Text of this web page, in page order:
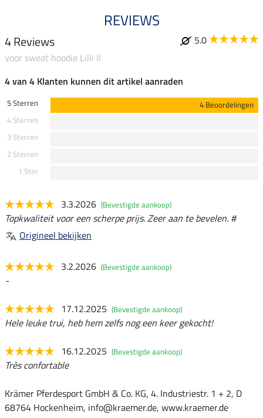
REVIEWS
4 Reviews
5.0
voor sweat hoodie Lilli II
4 van 4 Klanten kunnen dit artikel aanraden
5 Sterren
4 Beoordelingen
4 Sterren
3 Sterren
2 Sterren
1 Ster
3.3.2026 (Bevestigde aankoop)
Topkwaliteit voor een scherpe prijs. Zeer aan te bevelen. #
Origineel bekijken
3.2.2026 (Bevestigde aankoop)
-
17.12.2025 (Bevestigde aankoop)
Hele leuke trui, heb hem zelfs nog een keer gekocht!
16.12.2025 (Bevestigde aankoop)
Très confortable
Krämer Pferdesport GmbH & Co. KG, 4. Industriestr. 1 + 2, D
68764 Hockenheim, info@kraemer.de, www.kraemer.de